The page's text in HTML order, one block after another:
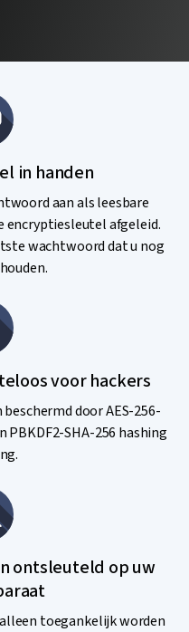
in handen
aan als leesbare
encryptiesleutel afgeleid.
wachtwoord dat u nog
voor hackers
door AES-256-
PBKDF2-SHA-256 hashing
ontsleuteld op uw
toegankelijk worden